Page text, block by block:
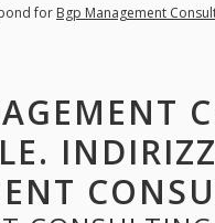
for Bgp Management